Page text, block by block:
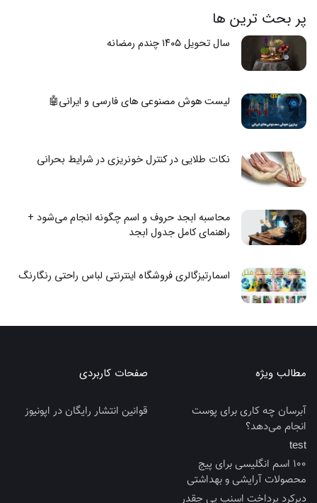
پر بحث ترین ها
سال تحویل ۱۴۰۵ چندم رمضانه
لیست هوش مصنوعی های فارسی و ایرانی🤖
نکات طلایی در کنترل خونریزی در شرایط بحرانی
محاسبه ابجد حروف و اسم چگونه انجام می‌شود +
راهنمای کامل جدول ابجد
اسمارتیزگالری فروشگاه اینترنتی لباس راحتی رنگارنگ
مطالب ویژه
آبرسان چه کاری برای پوست
انجام می‌دهد؟
test
100 اسم انگلیسی برای پیج
محصولات آرایشی و بهداشتی
دیرکرد پرداخت اسنپ پی چقدر
صفحات کاربردی
قوانین انتشار رایگان در اپونیوز